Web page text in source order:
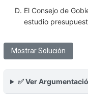
El Consejo de
estudio
Mostrar Solución
✅ Ver